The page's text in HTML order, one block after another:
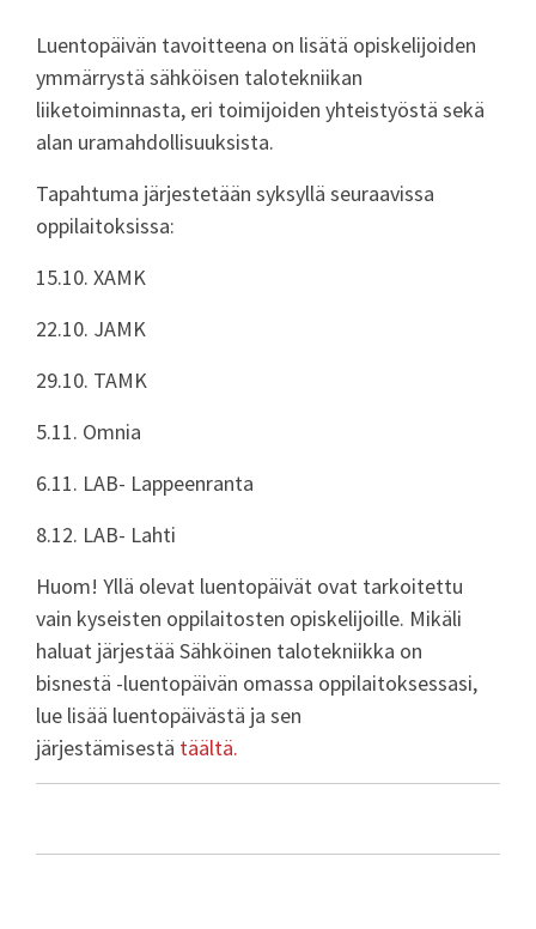
Luentopäivän tavoitteena on lisätä opiskelijoiden
ymmärrystä sähköisen talotekniikan
liiketoiminnasta, eri toimijoiden yhteistyöstä sekä
alan uramahdollisuuksista.
Tapahtuma järjestetään syksyllä seuraavissa
oppilaitoksissa:
15.10. XAMK
22.10. JAMK
29.10. TAMK
5.11. Omnia
6.11. LAB- Lappeenranta
8.12. LAB- Lahti
Huom! Yllä olevat luentopäivät ovat tarkoitettu
vain kyseisten oppilaitosten opiskelijoille. Mikäli
haluat järjestää Sähköinen talotekniikka on
bisnestä -luentopäivän omassa oppilaitoksessasi,
lue lisää luentopäivästä ja sen
järjestämisestä täältä.